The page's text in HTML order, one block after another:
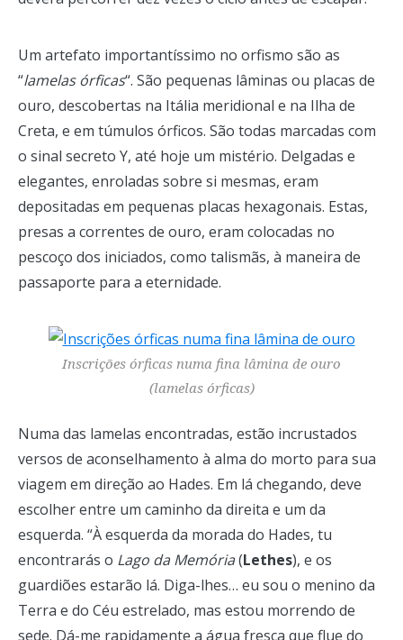
Um artefato importantíssimo no orfismo são as
“lamelas órficas“. São pequenas lâminas ou placas de
ouro, descobertas na Itália meridional e na Ilha de
Creta, e em túmulos órficos. São todas marcadas com
o sinal secreto Y, até hoje um mistério. Delgadas e
elegantes, enroladas sobre si mesmas, eram
depositadas em pequenas placas hexagonais. Estas,
presas a correntes de ouro, eram colocadas no
pescoço dos iniciados, como talismãs, à maneira de
passaporte para a eternidade.
Inscrições órficas numa fina lâmina de ouro
(lamelas órficas)
Numa das lamelas encontradas, estão incrustados
versos de aconselhamento à alma do morto para sua
viagem em direção ao Hades. Em lá chegando, deve
escolher entre um caminho da direita e um da
esquerda. “À esquerda da morada do Hades, tu
encontrarás o Lago da Memória(Lethes), e os
guardiões estarão lá. Diga-lhes… eu sou o menino da
Terra e do Céu estrelado, mas estou morrendo de
sede. Dá-me rapidamente a água fresca que flue do